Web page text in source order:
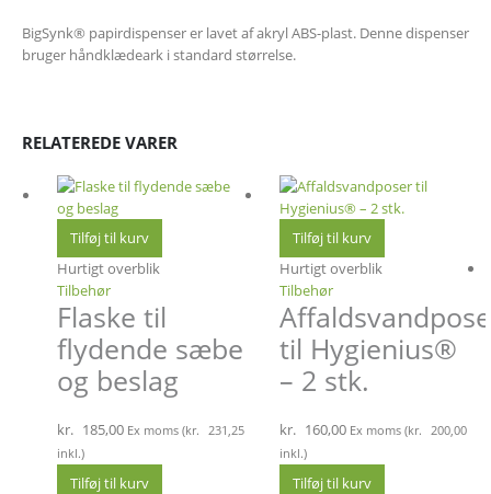
BigSynk® papirdispenser er lavet af akryl ABS-plast. Denne dispenser
bruger håndklædeark i standard størrelse.
RELATEREDE VARER
Tilføj til kurv
Hurtigt overblik
Tilbehør
Flaske til
flydende sæbe
og beslag
kr. 185,00 Ex moms (kr. 231,25
inkl.)
Tilføj til kurv
Tilføj til kurv
Hurtigt overblik
Tilbehør
til Hygienius®
– 2 stk.
kr. 160,00 Ex moms (kr. 200,00
inkl.)
Tilføj til kurv